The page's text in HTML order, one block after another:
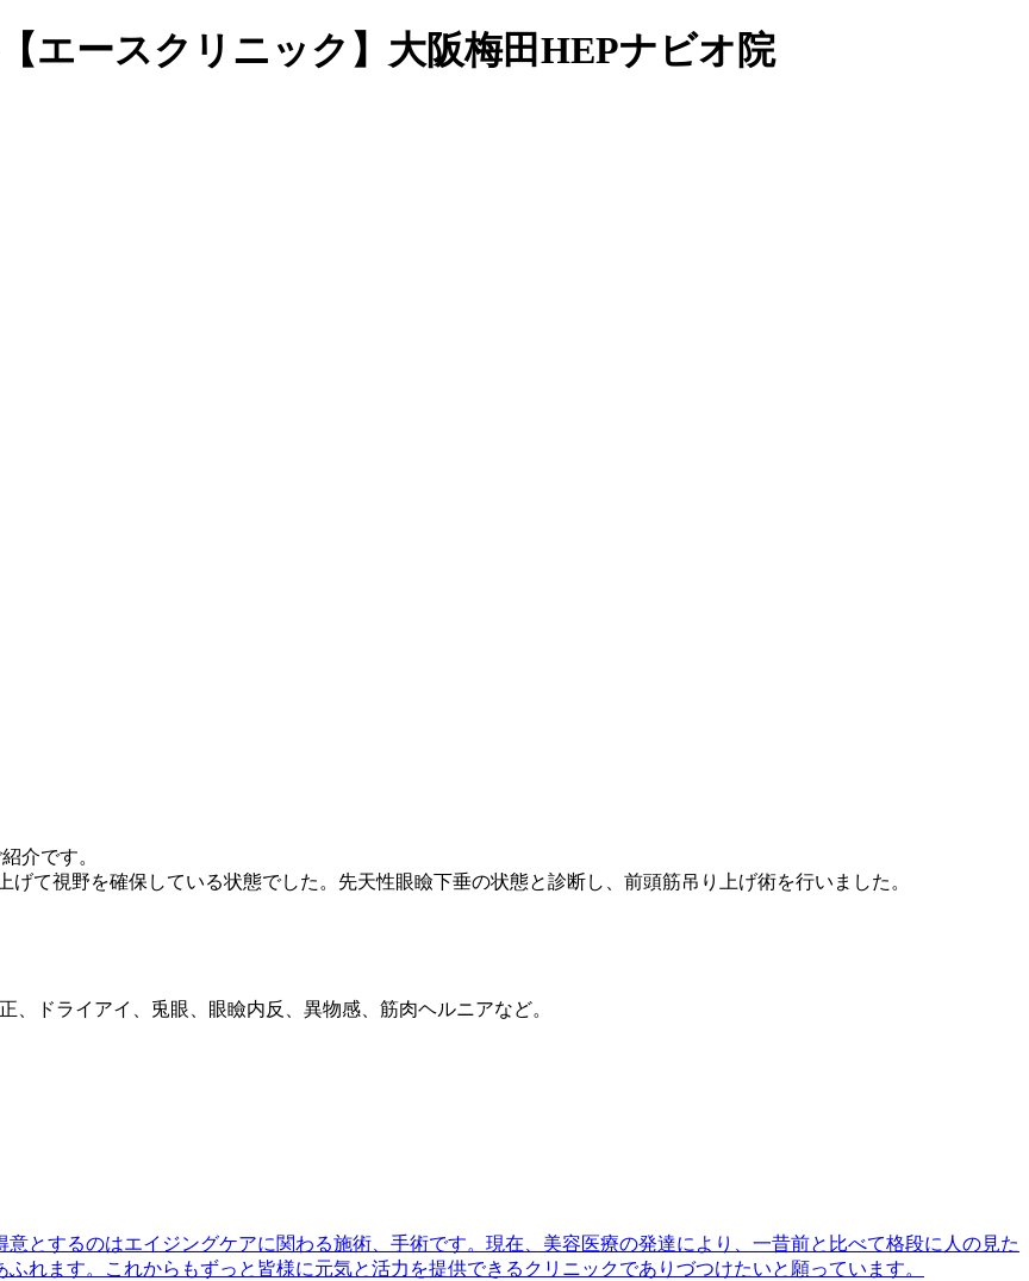
エースクリニック】大阪梅田HEPナビオ院
介です。
て視野を確保している状態でした。先天性眼瞼下垂の状態と診断し、前頭筋吊り上げ術を行いました。
、ドライアイ、兎眼、眼瞼内反、異物感、筋肉ヘルニアなど。
とするのはエイジングケアに関わる施術、手術です。現在、美容医療の発達により、一昔前と比べて格段に人の見た
れます。これからもずっと皆様に元気と活力を提供できるクリニックでありづつけたいと願っています。